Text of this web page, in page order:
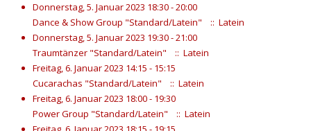
Donnerstag, 5. Januar 2023 18:30 - 20:00
Dance & Show Group "Standard/Latein"
:: Latein
Donnerstag, 5. Januar 2023 19:30 - 21:00
Traumtänzer "Standard/Latein"
:: Latein
Freitag, 6. Januar 2023 14:15 - 15:15
Cucarachas "Standard/Latein"
:: Latein
Freitag, 6. Januar 2023 18:00 - 19:30
Power Group "Standard/Latein"
:: Latein